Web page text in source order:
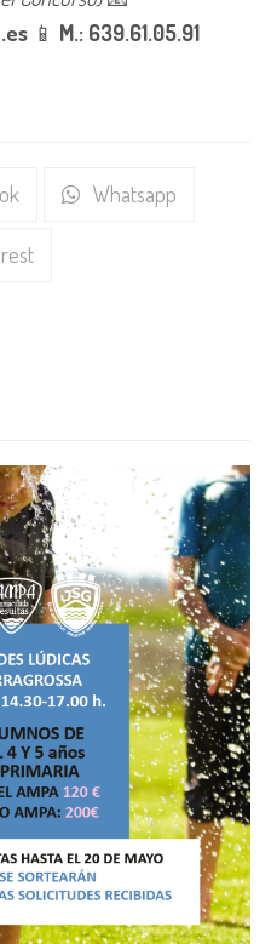
📱 M.: 639.61.05.91
Whatsapp